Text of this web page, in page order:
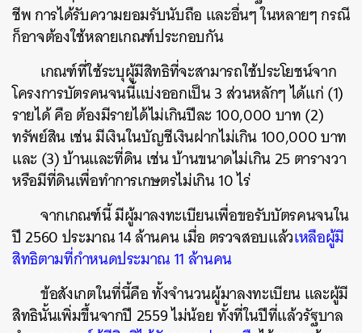
ชีพ การได้รับความยอมรับนับถือ และอื่นๆ ในหลายๆ กรณี
ก็อาจต้องใช้หลายเกณฑ์ประกอบกัน
เกณฑ์ที่ใช้ระบุผู้มีสิทธิที่จะสามารถใช้ประโยชน์จาก
โครงการบัตรคนจนนี้แบ่งออกเป็น 3 ส่วนหลักๆ ได้แก่ (1)
รายได้ คือ ต้องมีรายได้ไม่เกินปีละ 100,000 บาท (2)
ทรัพย์สิน เช่น มีเงินในบัญชีเงินฝากไม่เกิน 100,000 บาท
และ (3) บ้านและที่ดิน เช่น บ้านขนาดไม่เกิน 25 ตารางวา
หรือมีที่ดินเพื่อทำการเกษตรไม่เกิน 10 ไร่
จากเกณฑ์นี้ มีผู้มาลงทะเบียนเพื่อขอรับบัตรคนจนใน
ปี 2560 ประมาณ 14 ล้านคน เมื่อ ตรวจสอบแล้วเหลือผู้มี
สิทธิตามที่กำหนดประมาณ 11 ล้านคน
ข้อสังเกตในที่นี้คือ ทั้งจำนวนผู้มาลงทะเบียน และผู้มี
สิทธินั้นเพิ่มขึ้นจากปี 2559 ไม่น้อย ทั้งที่ในปีที่แล้วรัฐบาล